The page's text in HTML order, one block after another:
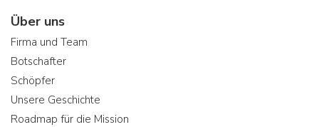
Über uns
Firma und Team
Botschafter
Schöpfer
Unsere Geschichte
Roadmap für die Mission